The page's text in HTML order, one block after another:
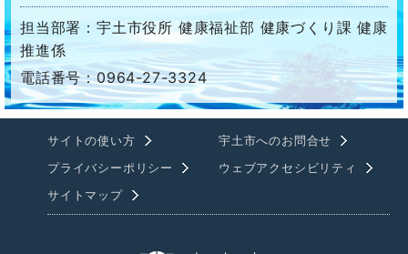
担当部署：宇土市役所 健康福祉部 健康づくり課 健康
推進係
電話番号：0964-27-3324
サイトの使い方
宇土市へのお問合せ
プライバシーポリシー
ウェブアクセシビリティ
サイトマップ